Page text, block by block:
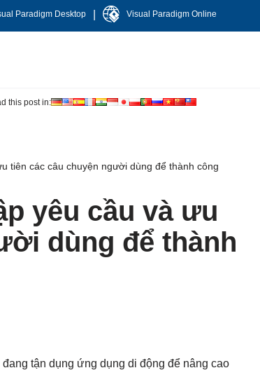
Paradigm Desktop Visual Paradigm Online
this post in:
tiên các câu chuyện người dùng để thành công
yêu cầu và ưu
dùng để thành
tận dụng ứng dụng di động để nâng cao